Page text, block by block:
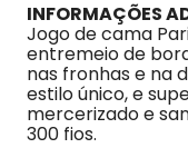
INFORMAÇÕES
Jogo de cama
entremeio de
nas fronhas e na
estilo único, e
mercerizado e
300 fios.